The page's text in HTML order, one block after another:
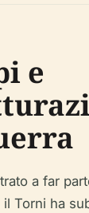
e
a far
il Torni ha